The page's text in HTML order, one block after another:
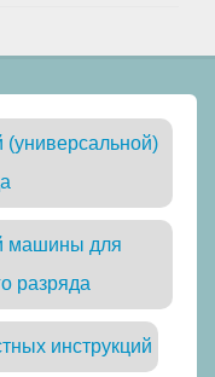
машины для
разряда
инструкций